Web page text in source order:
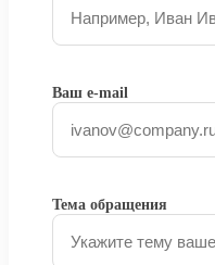
Ваш e-mail
Тема обращения